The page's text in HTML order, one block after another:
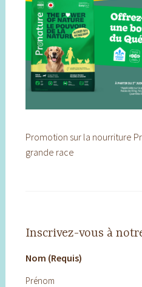
Promotion sur la nourriture
grande race
Inscrivez-vous à
Nom (Requis)
Prénom